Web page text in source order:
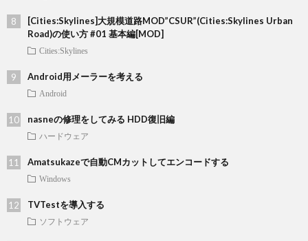
[Cities:Skylines]大規模道路MOD”CSUR”(Cities:Skylines Urban
Road)の使い方 #01 基本編[MOD]
Cities:Skylines
Android用メーラーを考える
Android
nasneの修理をしてみる HDD復旧編
ハードウェア
Amatsukazeで自動CMカットしてエンコードする
Windows
TVTestを導入する
ソフトウェア